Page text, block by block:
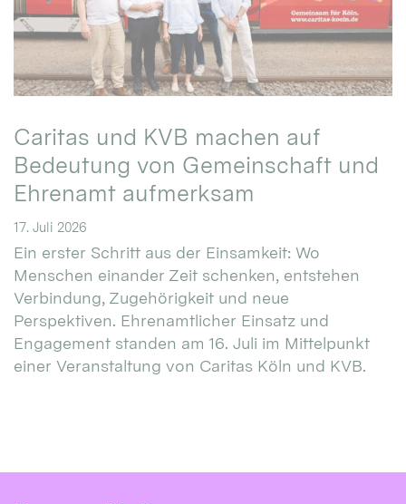
Caritas und KVB machen auf
Bedeutung von Gemeinschaft und
Ehrenamt aufmerksam
17. Juli 2026
Ein erster Schritt aus der Einsamkeit: Wo
Menschen einander Zeit schenken, entstehen
Verbindung, Zugehörigkeit und neue
Perspektiven. Ehrenamtlicher Einsatz und
Engagement standen am 16. Juli im Mittelpunkt
einer Veranstaltung von Caritas Köln und KVB.